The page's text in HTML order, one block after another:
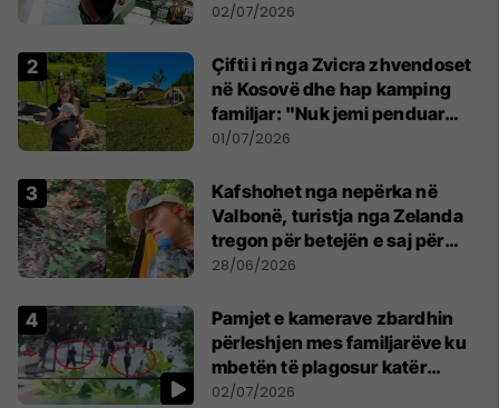
02/07/2026
Çifti i ri nga Zvicra zhvendoset
në Kosovë dhe hap kamping
familjar: "Nuk jemi penduar
asnjë ditë"
01/07/2026
Kafshohet nga nepërka në
Valbonë, turistja nga Zelanda
tregon për betejën e saj për
mbijetesë
28/06/2026
Pamjet e kamerave zbardhin
përleshjen mes familjarëve ku
mbetën të plagosur katër
persona
02/07/2026